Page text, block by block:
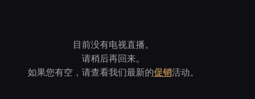
目前没有电视直播。
请稍后再回来。
如果您有空，请查看我们最新的促销活动。